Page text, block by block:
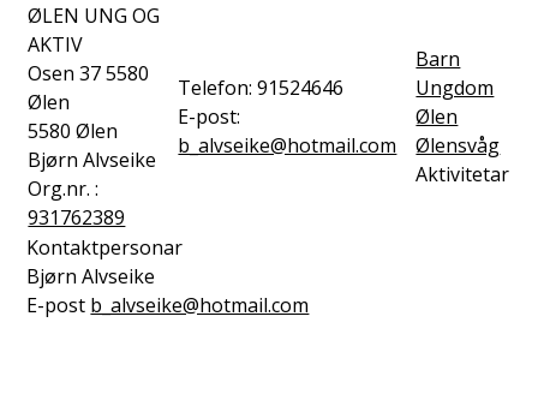
ØLEN UNG OG
AKTIV
Osen 37 5580
Ølen
5580 Ølen
Bjørn Alvseike
Org.nr. :
931762389
Telefon:91524646
E-post:
b_alvseike@hotmail.com
Barn
Ungdom
Ølen
Ølensvåg
Aktivitetar
Kontaktpersonar
Bjørn Alvseike
E-post b_alvseike@hotmail.com